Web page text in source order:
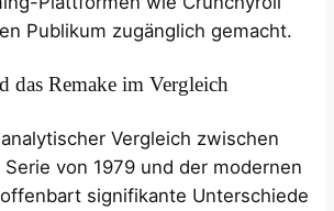
Publikum zugänglich gemacht.
das Remake im Vergleich
Vergleich zwischen
von 1979 und der modernen
signifikante Unterschiede